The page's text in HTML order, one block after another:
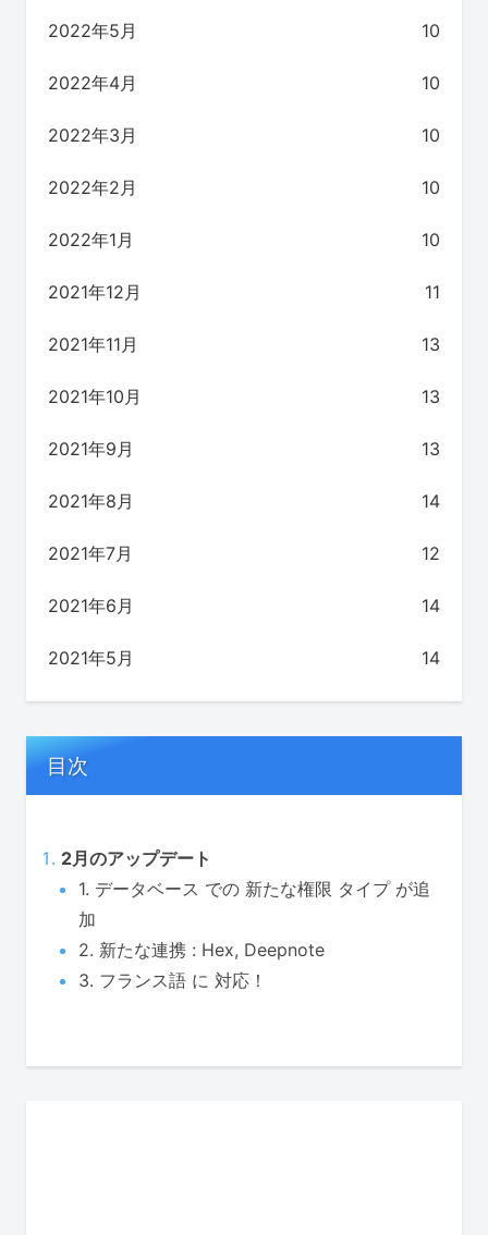
2022年5月 10
2022年4月 10
2022年3月 10
2022年2月 10
2022年1月 10
2021年12月 11
2021年11月 13
2021年10月 13
2021年9月 13
2021年8月 14
2021年7月 12
2021年6月 14
2021年5月 14
目次
2月のアップデート
1. データベース での 新たな権限 タイプ が追
加
2. 新たな連携 : Hex, Deepnote
3. フランス語 に 対応！